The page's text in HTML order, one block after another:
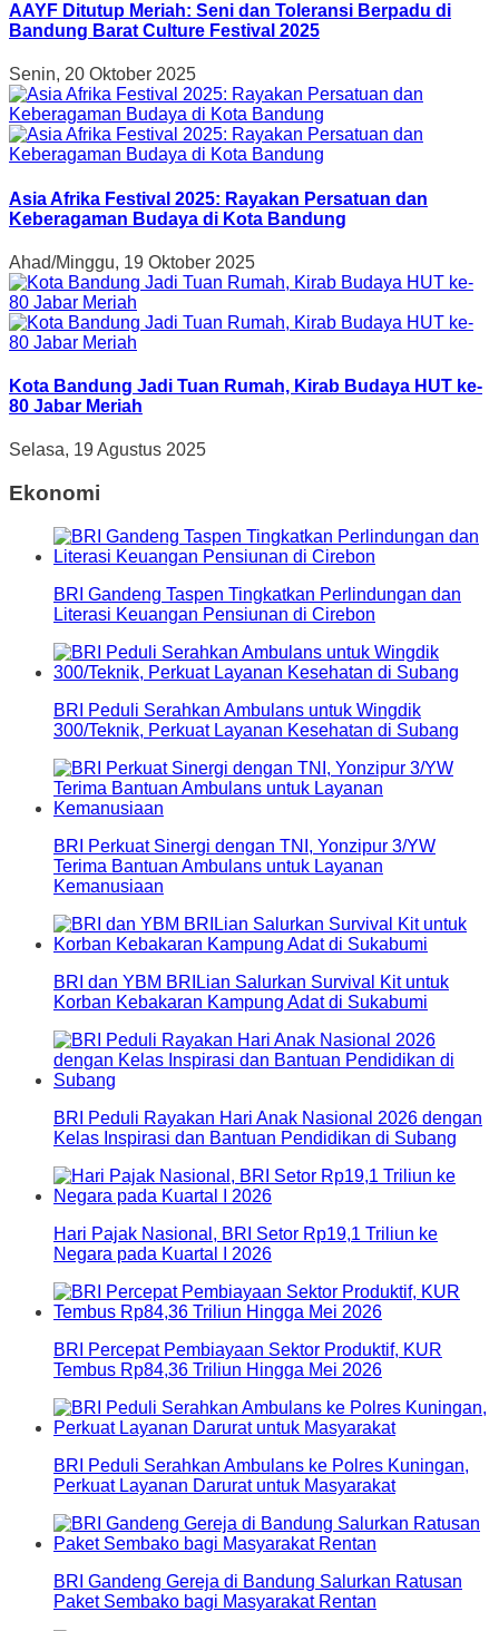
AAYF Ditutup Meriah: Seni dan Toleransi Berpadu di
Bandung Barat Culture Festival 2025
Senin, 20 Oktober 2025
Asia Afrika Festival 2025: Rayakan Persatuan dan
Keberagaman Budaya di Kota Bandung
Ahad/Minggu, 19 Oktober 2025
Kota Bandung Jadi Tuan Rumah, Kirab Budaya HUT ke-
80 Jabar Meriah
Selasa, 19 Agustus 2025
Ekonomi
BRI Gandeng Taspen Tingkatkan Perlindungan dan
Literasi Keuangan Pensiunan di Cirebon
BRI Peduli Serahkan Ambulans untuk Wingdik
300/Teknik, Perkuat Layanan Kesehatan di Subang
BRI Perkuat Sinergi dengan TNI, Yonzipur 3/YW
Terima Bantuan Ambulans untuk Layanan
Kemanusiaan
BRI dan YBM BRILian Salurkan Survival Kit untuk
Korban Kebakaran Kampung Adat di Sukabumi
BRI Peduli Rayakan Hari Anak Nasional 2026 dengan
Kelas Inspirasi dan Bantuan Pendidikan di Subang
Hari Pajak Nasional, BRI Setor Rp19,1 Triliun ke
Negara pada Kuartal I 2026
BRI Percepat Pembiayaan Sektor Produktif, KUR
Tembus Rp84,36 Triliun Hingga Mei 2026
BRI Peduli Serahkan Ambulans ke Polres Kuningan,
Perkuat Layanan Darurat untuk Masyarakat
BRI Gandeng Gereja di Bandung Salurkan Ratusan
Paket Sembako bagi Masyarakat Rentan